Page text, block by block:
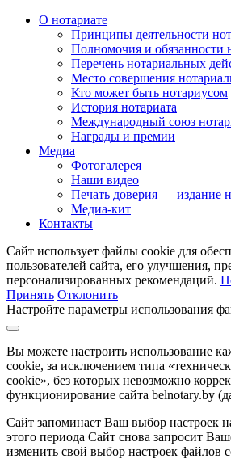
О нотариате
Принципы деятельности
Полномочия и обязанности
Перечень нотариальных
Место совершения
Кто может быть нотариусом
История нотариата
Международный союз
Награды и премии
Медиа
Фотогалерея
Наши видео
Печать доверия — издание
Медиа-кит
Контакты
Сайт использует файлы cookie для
пользователей сайта, его улучшения,
персонализированных рекомендаций.
Принять Отклонить
Настройте параметры использования
Вы можете настроить использование
cookie, за исключением типа
cookie», без которых невозможно
функционирование сайта belnotary.by
Сайт запоминает Ваш выбор настроек
этого периода Сайт снова запросит
изменить свой выбор настроек файлов